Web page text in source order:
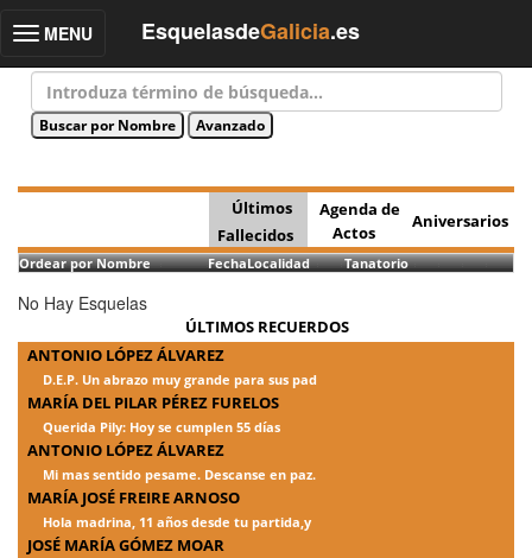
Toggle
MENU EsquelasdeGalicia.es
Últimos
Fallecidos
Agenda de
Actos
Aniversarios
Ordear por Nombre FechaLocalidad Tanatorio
No Hay Esquelas
ÚLTIMOS RECUERDOS
ANTONIO LÓPEZ ÁLVAREZ
D.E.P. Un abrazo muy grande para sus pad
MARÍA DEL PILAR PÉREZ FURELOS
Querida Pily: Hoy se cumplen 55 días
ANTONIO LÓPEZ ÁLVAREZ
Mi mas sentido pesame. Descanse en paz.
MARÍA JOSÉ FREIRE ARNOSO
Hola madrina, 11 años desde tu partida,y
JOSÉ MARÍA GÓMEZ MOAR